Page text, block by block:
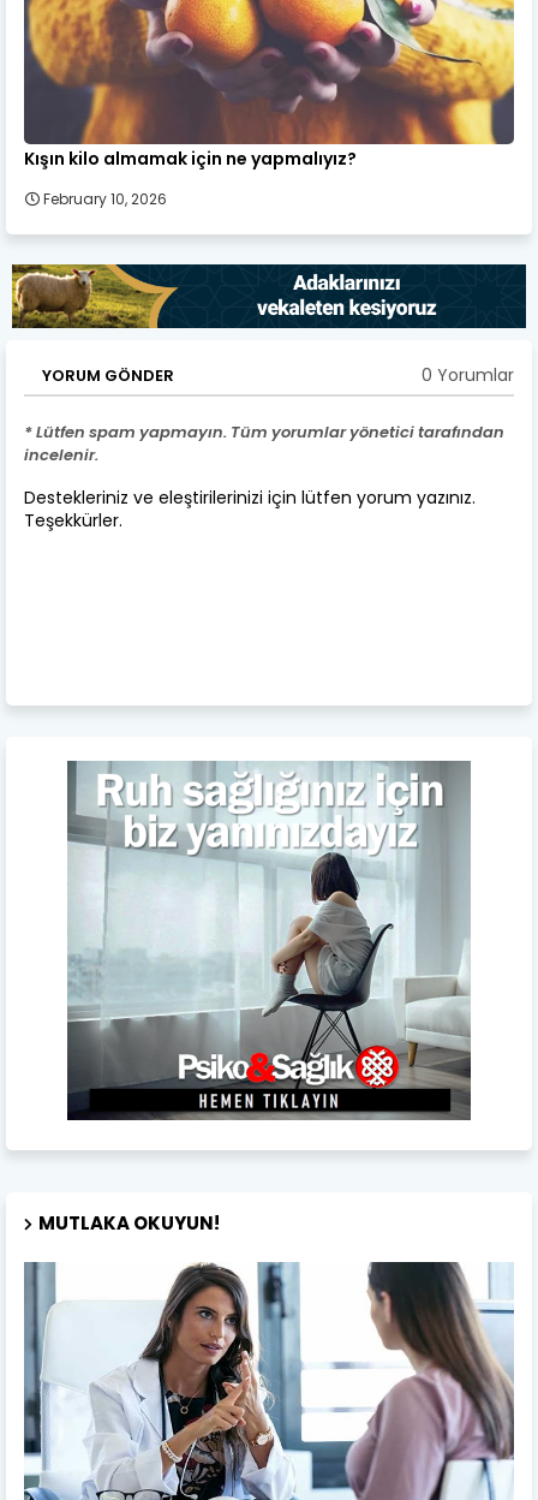
Kışın kilo almamak için ne yapmalıyız?
February 10, 2026
YORUM GÖNDER 0 Yorumlar
* Lütfen spam yapmayın. Tüm yorumlar yönetici tarafından
incelenir.
Destekleriniz ve eleştirilerinizi için lütfen yorum yazınız.
Teşekkürler.
MUTLAKA OKUYUN!